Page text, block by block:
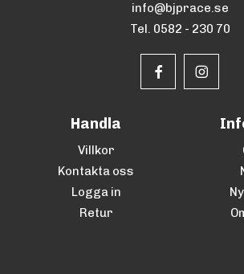
info@bjprace.se
Tel. 0582 - 230 70
Handla
Villkor
Kontakta oss
Logga in
Retur